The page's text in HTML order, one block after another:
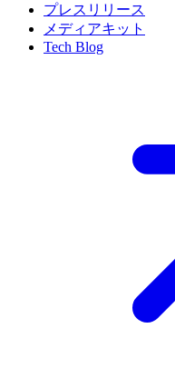
プレスリリース
メディアキット
Tech Blog